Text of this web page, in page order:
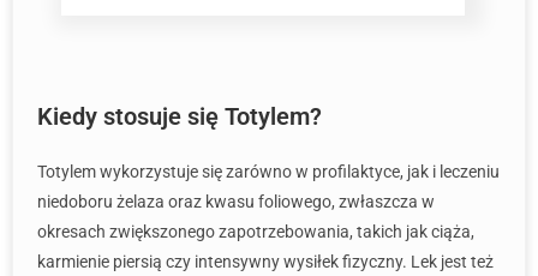
Kiedy stosuje się Totylem?
Totylem wykorzystuje się zarówno w profilaktyce, jak i leczeniu
niedoboru żelaza oraz kwasu foliowego, zwłaszcza w
okresach zwiększonego zapotrzebowania, takich jak ciąża,
karmienie piersią czy intensywny wysiłek fizyczny. Lek jest też